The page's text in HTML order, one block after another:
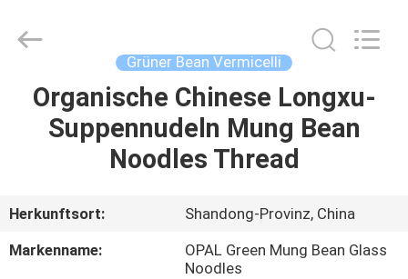
HAUS
PRODUKTE
ÜBER
UNS
Rights
Reserved.
Grüner Bean Vermicelli
Organische Chinese Longxu-
Suppennudeln Mung Bean
Noodles Thread
Herkunftsort:
Shandong-Provinz, China
Markenname:
OPAL Green Mung Bean Glass
Noodles